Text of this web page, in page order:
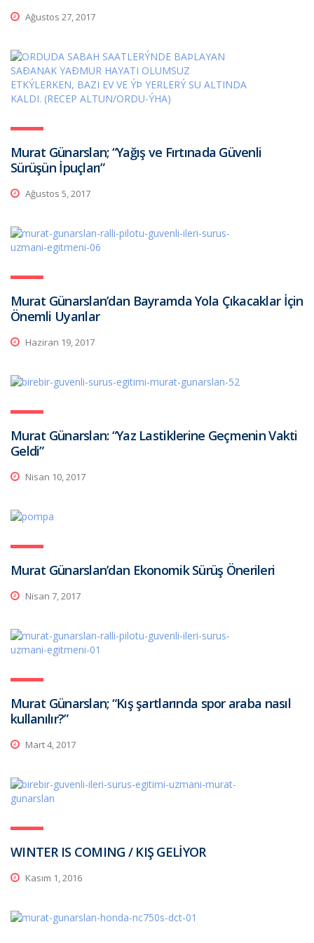
Ağustos 27, 2017
Murat Günarslan; “Yağış ve Fırtınada Güvenli
Sürüşün İpuçları”
Ağustos 5, 2017
Murat Günarslan’dan Bayramda Yola Çıkacaklar İçin
Önemli Uyarılar
Haziran 19, 2017
Murat Günarslan: “Yaz Lastiklerine Geçmenin Vakti
Geldi”
Nisan 10, 2017
Murat Günarslan’dan Ekonomik Sürüş Önerileri
Nisan 7, 2017
Murat Günarslan; “Kış şartlarında spor araba nasıl
kullanılır?”
Mart 4, 2017
WINTER IS COMING / KIŞ GELİYOR
Kasım 1, 2016